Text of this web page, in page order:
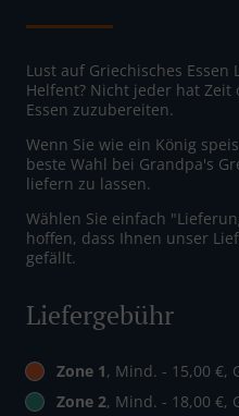
Lust auf Griechisches
Helfent? Nicht jeder hat Zeit
Essen zuzubereiten.
Wenn Sie wie ein König
beste Wahl bei Grandpa's
liefern zu lassen.
Wählen Sie einfach
hoffen, dass Ihnen unser
gefällt.
Liefergebühr
Zone 1, Mind. - 15,00 €,
Zone 2, Mind. - 18,00 €,